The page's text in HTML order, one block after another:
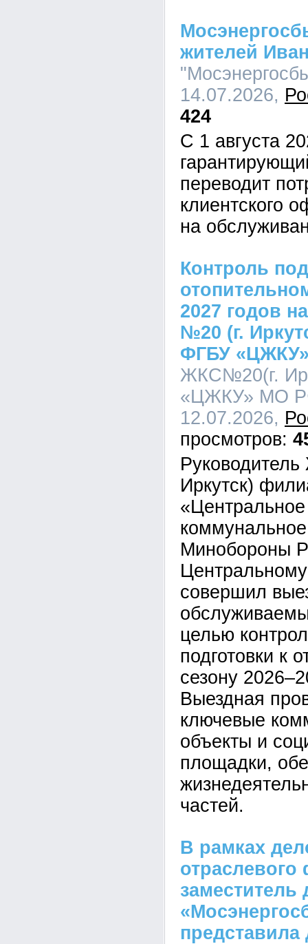
жителей
14.07.2026,
424
С 1 августа
переводит
клиентского
на
Контроль
2027 годов
№20 (г.
ФГБУ
ЖКС№20(г.
«ЦЖКУ» МО
12.07.2026,
Иркутск)
Минобороны
совершил
целью
подготовки к
сезону
Выездная
ключевые
объекты и
площадки,
частей.
В рамках
представила